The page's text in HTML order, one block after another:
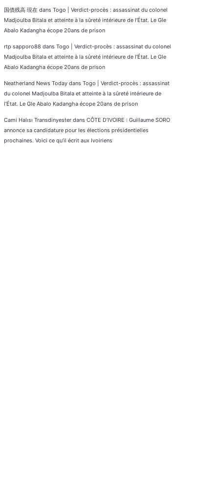
国債残高 現在 dans Togo | Verdict-procès : assassinat du colonel
Madjoulba Bitala et atteinte à la sûreté intérieure de l’État. Le Gle
Abalo Kadangha écope 20ans de prison
rtp sapporo88 dans Togo | Verdict-procès : assassinat du colonel
Madjoulba Bitala et atteinte à la sûreté intérieure de l’État. Le Gle
Abalo Kadangha écope 20ans de prison
Neatherland News Today dans Togo | Verdict-procès : assassinat
du colonel Madjoulba Bitala et atteinte à la sûreté intérieure de
l’État. Le Gle Abalo Kadangha écope 20ans de prison
Cami Halısı Transdinyester dans CÔTE D’IVOIRE : Guillaume SORO
annonce sa candidature pour les élections présidentielles
prochaines. Voici ce qu’il écrit aux Ivoiriens